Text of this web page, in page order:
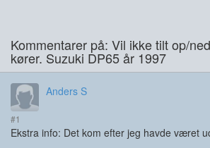
Kommentarer på: Vil ikke tilt op/
kører. Suzuki DP65 år 1997
Anders S
#1
Ekstra info: Det kom efter jeg havde været